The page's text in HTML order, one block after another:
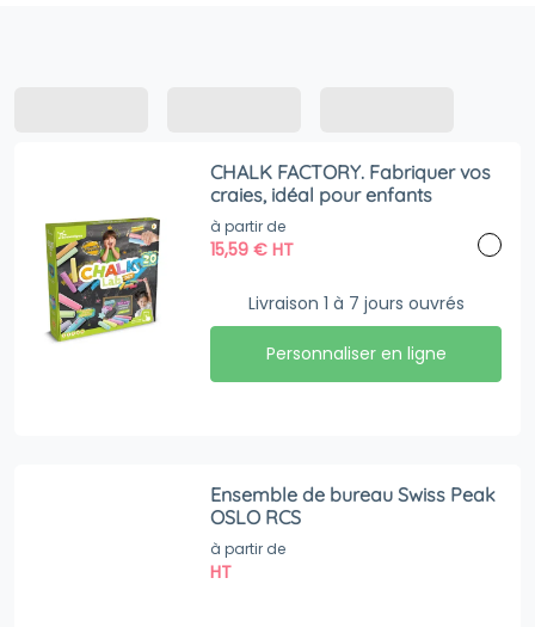
CHALK FACTORY. Fabriquer vos
craies, idéal pour enfants
à partir de
15,59€ HT
Livraison 1 à 7 jours ouvrés
Personnaliser en ligne
Ensemble de bureau Swiss Peak
OSLO RCS
à partir de
HT